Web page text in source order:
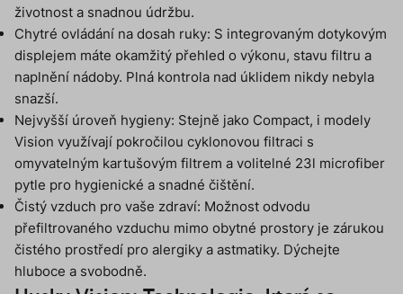
životnost a snadnou údržbu.
Chytré ovládání na dosah ruky: S integrovaným dotykovým
displejem máte okamžitý přehled o výkonu, stavu filtru a
naplnění nádoby. Plná kontrola nad úklidem nikdy nebyla
snazší.
Nejvyšší úroveň hygieny: Stejně jako Compact, i modely
Vision využívají pokročilou cyklonovou filtraci s
omyvatelným kartušovým filtrem a volitelné 23l microfiber
pytle pro hygienické a snadné čištění.
Čistý vzduch pro vaše zdraví: Možnost odvodu
přefiltrovaného vzduchu mimo obytné prostory je zárukou
čistého prostředí pro alergiky a astmatiky. Dýchejte
hluboce a svobodně.